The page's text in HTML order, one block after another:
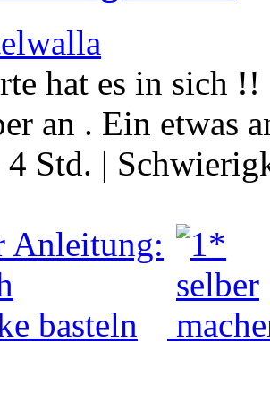
hat es in sich
an . Ein etwas
4 Std. |